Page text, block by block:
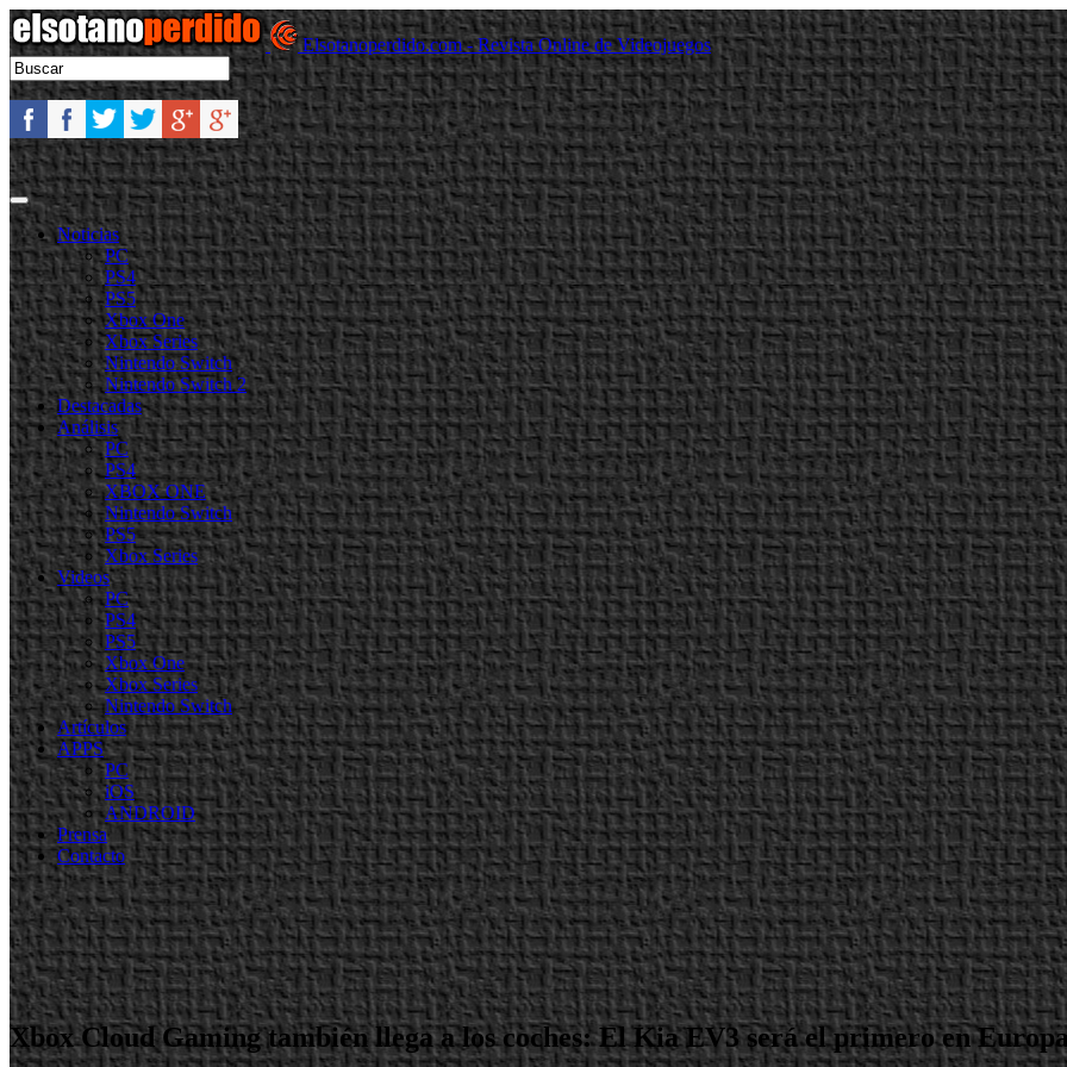
Elsotanoperdido.com - Revista Online de Videojuegos
Noticias
PC
PS4
PS5
Xbox One
Xbox Series
Nintendo Switch
Nintendo Switch 2
Destacadas
Análisis
PC
PS4
XBOX ONE
Nintendo Switch
PS5
Xbox Series
Videos
PC
PS4
PS5
Xbox One
Xbox Series
Nintendo Switch
Artículos
APPS
PC
iOS
ANDROID
Prensa
Contacto
Xbox Cloud Gaming también llega a los coches: El Kia EV3 será el primero en